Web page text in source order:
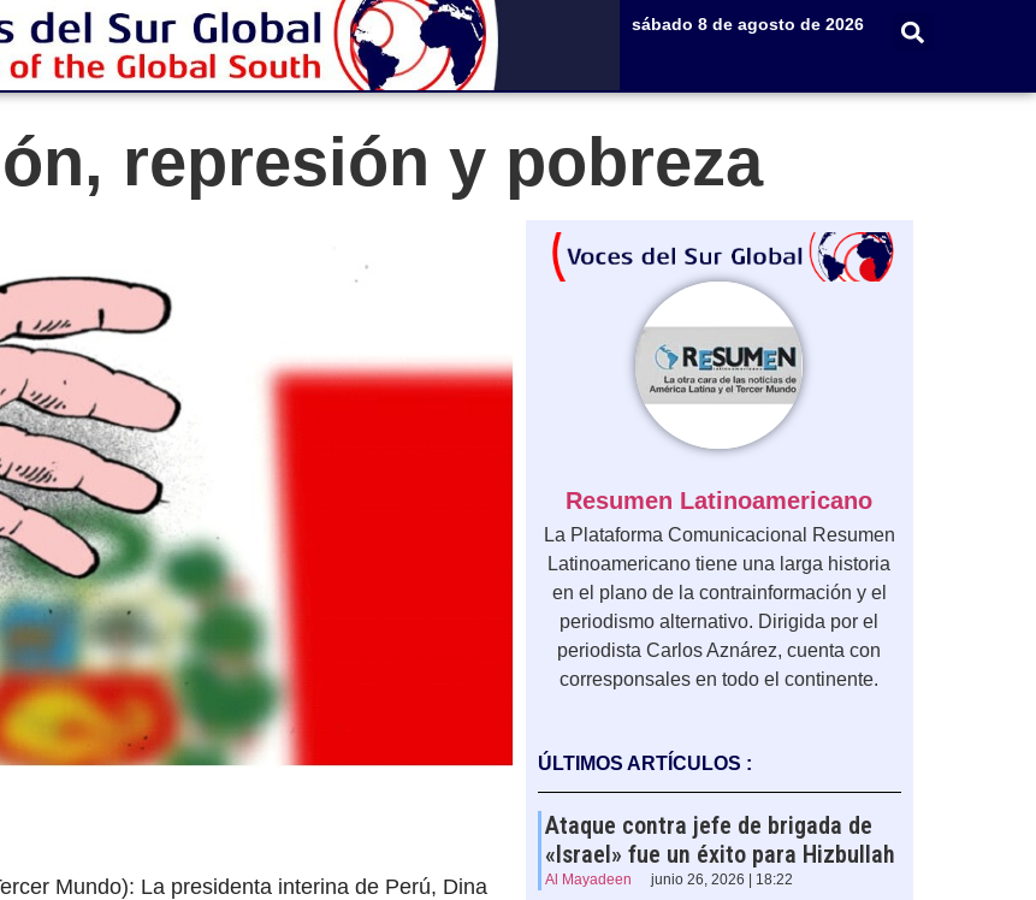
sábado 8 de agosto de 2026
represión y pobreza
Mundo): La presidenta interina de Perú, Dina
Resumen Latinoamericano
La Plataforma Comunicacional Resumen
Latinoamericano tiene una larga historia
en el plano de la contrainformación y el
periodismo alternativo. Dirigida por el
periodista Carlos Aznárez, cuenta con
corresponsales en todo el continente.
ÚLTIMOS ARTÍCULOS :
Ataque contra jefe de brigada de
«Israel» fue un éxito para Hizbullah
Al Mayadeen junio 26, 2026 | 18:22